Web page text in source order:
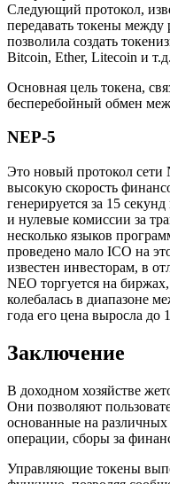
Следующий протокол,
передавать токены
позволила создать
Bitcoin, Ether, Litecoin и т.д.
Основная цель токена,
бесперебойный обмен
NEP-5
Это новый протокол сети
высокую скорость
генерируется за 15
и нулевые комиссии за
несколько языков
проведено мало ICO на
известен инвесторам, в
NEO торгуется на
колебалась в диапазоне
года его цена выросла до
Заключение
В доходном хозяйстве
Они позволяют
основанные на
операции, сборы за
Управляющие токены